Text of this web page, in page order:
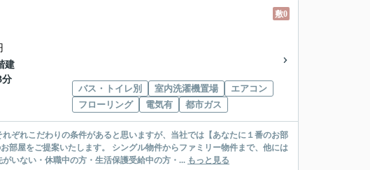
敷0
建
分
バス・トイレ別
室内洗濯機置場
エアコン
フローリング
電気有 都市ガス
ル物件からファミリー物件まで、他には
証人がいない・緊急連絡先がいない・休職中の方・生活保護受給中の方・... もっと見る